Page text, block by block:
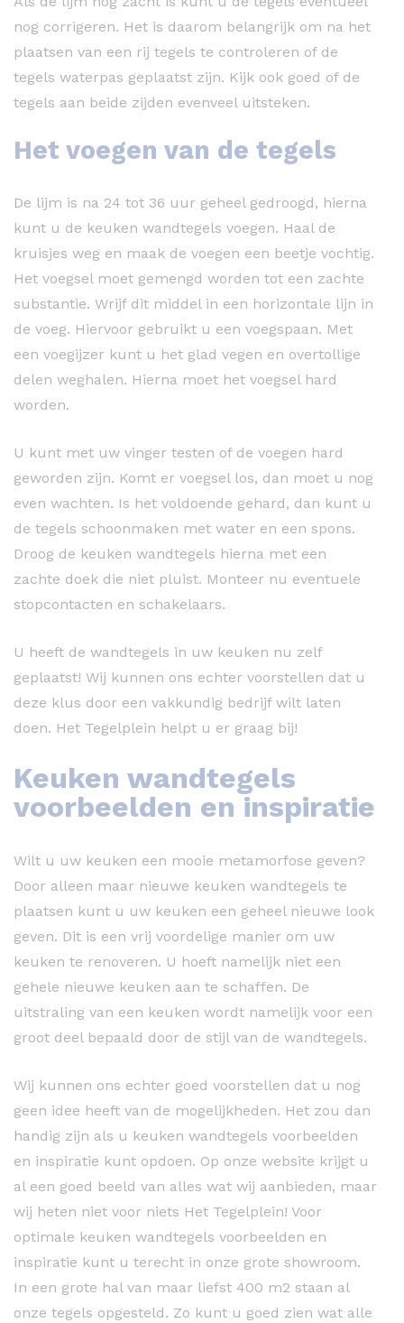
nog corrigeren. Het is daarom belangrijk om na het
plaatsen van een rij tegels te controleren of de
tegels waterpas geplaatst zijn. Kijk ook goed of de
tegels aan beide zijden evenveel uitsteken.
Het voegen van de tegels
De lijm is na 24 tot 36 uur geheel gedroogd, hierna
kunt u de keuken wandtegels voegen. Haal de
kruisjes weg en maak de voegen een beetje vochtig.
Het voegsel moet gemengd worden tot een zachte
substantie. Wrijf dit middel in een horizontale lijn in
de voeg. Hiervoor gebruikt u een voegspaan. Met
een voegijzer kunt u het glad vegen en overtollige
delen weghalen. Hierna moet het voegsel hard
worden.
U kunt met uw vinger testen of de voegen hard
geworden zijn. Komt er voegsel los, dan moet u nog
even wachten. Is het voldoende gehard, dan kunt u
de tegels schoonmaken met water en een spons.
Droog de keuken wandtegels hierna met een
zachte doek die niet pluist. Monteer nu eventuele
stopcontacten en schakelaars.
U heeft de wandtegels in uw keuken nu zelf
geplaatst! Wij kunnen ons echter voorstellen dat u
deze klus door een vakkundig bedrijf wilt laten
doen. Het Tegelplein helpt u er graag bij!
Keuken wandtegels
voorbeelden en inspiratie
Wilt u uw keuken een mooie metamorfose geven?
Door alleen maar nieuwe keuken wandtegels te
plaatsen kunt u uw keuken een geheel nieuwe look
geven. Dit is een vrij voordelige manier om uw
keuken te renoveren. U hoeft namelijk niet een
gehele nieuwe keuken aan te schaffen. De
uitstraling van een keuken wordt namelijk voor een
groot deel bepaald door de stijl van de wandtegels.
Wij kunnen ons echter goed voorstellen dat u nog
geen idee heeft van de mogelijkheden. Het zou dan
handig zijn als u keuken wandtegels voorbeelden
en inspiratie kunt opdoen. Op onze website krijgt u
al een goed beeld van alles wat wij aanbieden, maar
wij heten niet voor niets Het Tegelplein! Voor
optimale keuken wandtegels voorbeelden en
inspiratie kunt u terecht in onze grote showroom.
In een grote hal van maar liefst 400 m2 staan al
onze tegels opgesteld. Zo kunt u goed zien wat alle